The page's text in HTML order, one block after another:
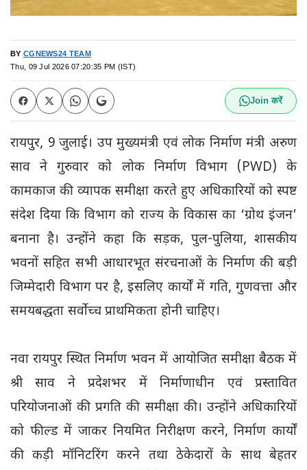
BY CGNEWS24 TEAM
Thu, 09 Jul 2026 07:20:35 PM (IST)
Join करें
रायपुर, 9 जुलाई। उप मुख्यमंत्री एवं लोक निर्माण मंत्री अरुण
साव ने गुरुवार को लोक निर्माण विभाग (PWD) के
कामकाज की व्यापक समीक्षा करते हुए अधिकारियों को स्पष्ट
संदेश दिया कि विभाग को राज्य के विकास का ‘ग्रोथ इंजन’
बनाना है। उन्होंने कहा कि सड़क, पुल-पुलिया, शासकीय
भवनों सहित सभी आधारभूत संरचनाओं के निर्माण की बड़ी
जिम्मेदारी विभाग पर है, इसलिए कार्यों में गति, गुणवत्ता और
समयबद्धता सर्वोच्च प्राथमिकता होनी चाहिए।
नवा रायपुर स्थित निर्माण भवन में आयोजित समीक्षा बैठक में
श्री साव ने प्रदेशभर में निर्माणाधीन एवं प्रस्तावित
परियोजनाओं की प्रगति की समीक्षा की। उन्होंने अधिकारियों
को फील्ड में जाकर नियमित निरीक्षण करने, निर्माण कार्यों
की कड़ी मॉनिटरिंग करने तथा ठेकेदारों के साथ बेहतर